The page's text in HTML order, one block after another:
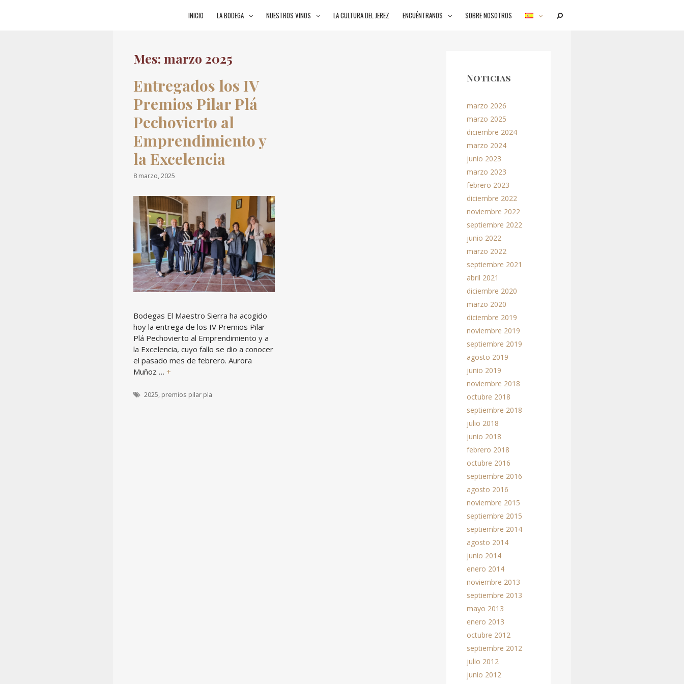
INICIO
LA BODEGA NUESTROS VINOS LA CULTURA DEL JEREZ ENCUÉNTRANOS SOBRE NOSOTROS BUSCAR
Mes: marzo 2025
Entregados los IV
Premios Pilar Plá
Pechovierto al
Emprendimiento y
la Excelencia
8 marzo, 2025
Bodegas El Maestro Sierra ha acogido
hoy la entrega de los IV Premios Pilar
Plá Pechovierto al Emprendimiento y a
la Excelencia, cuyo fallo se dio a conocer
el pasado mes de febrero. Aurora
Muñoz … +
Etiquetas
2025, premios pilar pla
Noticias
marzo 2026
marzo 2025
diciembre 2024
marzo 2024
junio 2023
marzo 2023
febrero 2023
diciembre 2022
noviembre 2022
septiembre 2022
junio 2022
marzo 2022
septiembre 2021
abril 2021
diciembre 2020
marzo 2020
diciembre 2019
noviembre 2019
septiembre 2019
agosto 2019
junio 2019
noviembre 2018
octubre 2018
septiembre 2018
julio 2018
junio 2018
febrero 2018
octubre 2016
septiembre 2016
agosto 2016
noviembre 2015
septiembre 2015
septiembre 2014
agosto 2014
junio 2014
enero 2014
noviembre 2013
septiembre 2013
mayo 2013
enero 2013
octubre 2012
septiembre 2012
julio 2012
junio 2012